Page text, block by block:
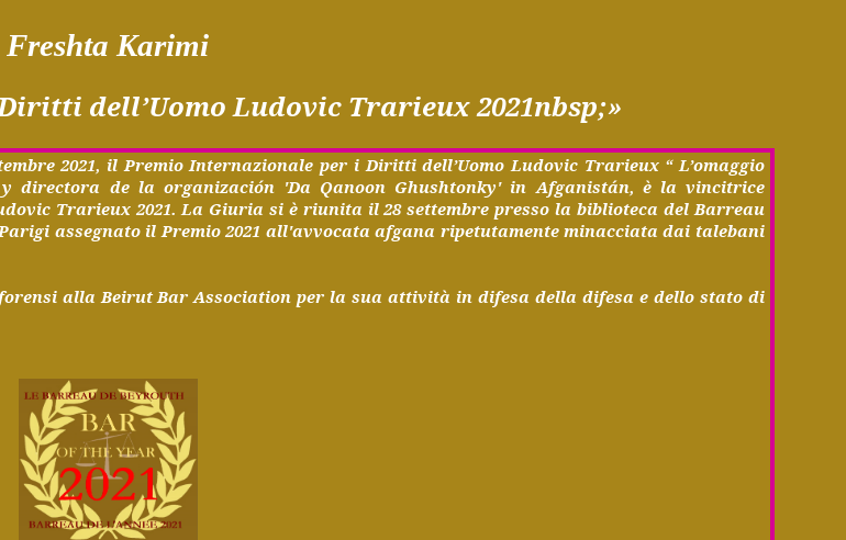
Freshta Karimi
dell’UomoLudovic Trarieux 2021nbsp;»
2021, ilPremio Internazionale per i Dirittidell’Uomo Ludovic Trarieux “ L’omaggio
directora de la organización 'Da Qanoon Ghushtonky' in Afganistán, è la vincitrice
Trarieux 2021. La Giuria si è riunita il 28 settembre presso la biblioteca del Barreau
assegnato il Premio 2021 all'avvocata afgana ripetutamente minacciata dai talebani
alla Beirut Bar Association per la sua attività in difesa della difesa e dello stato di